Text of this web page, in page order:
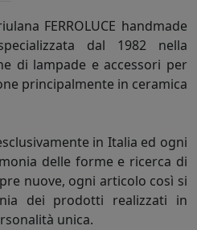
FERROLUCE handmade
dal 1982 nella
di lampade e accessori per
principalmente in ceramica
in Italia ed ogni
delle forme e ricerca di
nuove, ogni articolo così si
dei prodotti realizzati in
unica.